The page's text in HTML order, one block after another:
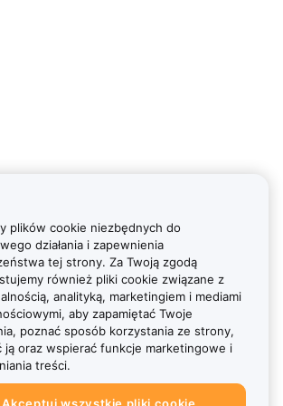
plików cookie niezbędnych do
działania i zapewnienia
tej strony. Za Twoją zgodą
również pliki cookie związane z
analityką, marketingiem i mediami
aby zapamiętać Twoje
poznać sposób korzystania ze strony,
ją oraz wspierać funkcje marketingowe i
treści.